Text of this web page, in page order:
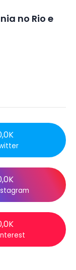
no Rio e